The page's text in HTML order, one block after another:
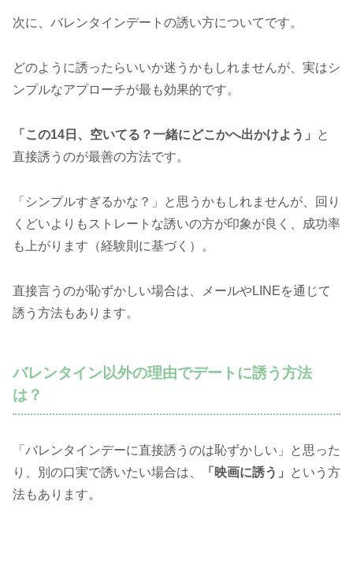
次に、バレンタインデートの誘い方についてです。
どのように誘ったらいいか迷うかもしれませんが、実はシ
ンプルなアプローチが最も効果的です。
「この14日、空いてる？一緒にどこかへ出かけよう」
と
直接誘うのが最善の方法です。
「シンプルすぎるかな？」と思うかもしれませんが、回り
くどいよりもストレートな誘いの方が印象が良く、成功率
も上がります（経験則に基づく）。
直接言うのが恥ずかしい場合は、メールやLINEを通じて
誘う方法もあります。
バレンタイン以外の理由でデートに誘う方法
は？
「バレンタインデーに直接誘うのは恥ずかしい」と思った
り、別の口実で誘いたい場合は、
「映画に誘う」
という方
法もあります。